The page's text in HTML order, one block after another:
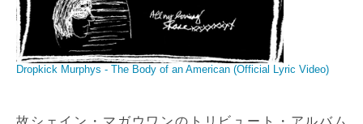
Dropkick Murphys - The Body of an American (Official Lyric Video)
故シェイン・マガウワンのトリビュート・アルバム